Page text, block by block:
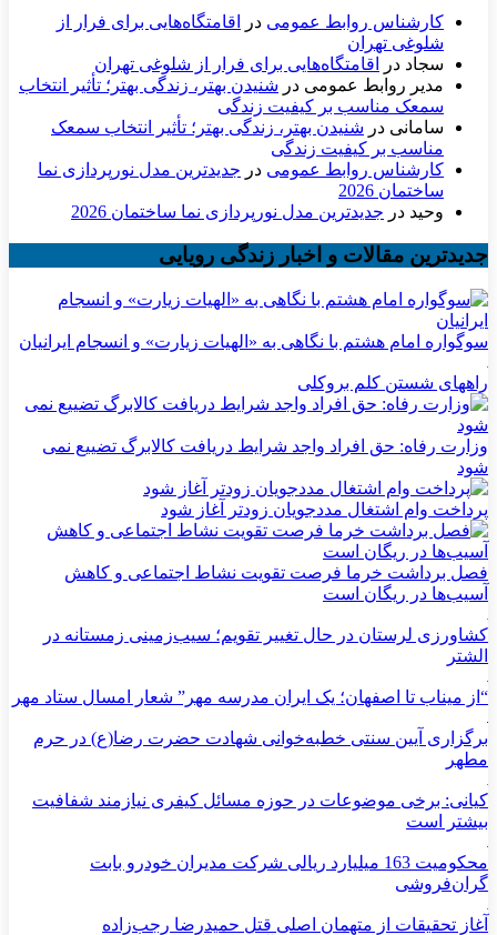
کارشناس روابط عمومی در
اقامتگاه‌هایی برای فرار از
شلوغی تهران
سجاد در
اقامتگاه‌هایی برای فرار از شلوغی تهران
مدیر روابط عمومی در شنیدن بهتر، زندگی بهتر؛ تأثیر انتخاب
سمعک مناسب بر کیفیت زندگی
سامانی در شنیدن بهتر، زندگی بهتر؛ تأثیر انتخاب سمعک
مناسب بر کیفیت زندگی
کارشناس روابط عمومی در جدیدترین مدل نورپردازی نما
ساختمان 2026
وحید در جدیدترین مدل نورپردازی نما ساختمان 2026
جدیدترین مقالات و اخبار زندگی رویایی
سوگواره امام هشتم با نگاهی به «الهیات زیارت» و انسجام ایرانیان
راههای شستن کلم بروکلی
وزارت رفاه: حق افراد واجد شرایط دریافت کالابرگ تضییع نمی
شود
پرداخت وام اشتغال مددجویان زودتر آغاز شود
فصل برداشت خرما فرصت تقویت نشاط اجتماعی و کاهش
آسیب‌ها در ریگان است
کشاورزی لرستان در حال تغییر تقویم؛ سیب‌زمینی زمستانه در
الشتر
“از میناب تا اصفهان؛ یک ایران مدرسه مهر” شعار امسال ستاد مهر
برگزاری آیین سنتی خطبه‌خوانی شهادت حضرت رضا(ع) در حرم
مطهر
کیانی: برخی موضوعات در حوزه مسائل کیفری نیازمند شفافیت
بیشتر است
محکومیت 163 میلیارد ریالی شرکت مدیران خودرو بابت
گران‌فروشی
آغاز تحقیقات از متهمان اصلی قتل حمیدرضا رجب‌زاده